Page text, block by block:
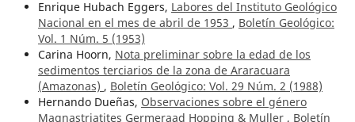
Enrique Hubach Eggers, Labores del Instituto Geológico
Nacional en el mes de abril de 1953 , Boletín Geológico:
Vol. 1 Núm. 5 (1953)
Carina Hoorn, Nota preliminar sobre la edad de los
sedimentos terciarios de la zona de Araracuara
(Amazonas) , Boletín Geológico: Vol. 29 Núm. 2 (1988)
Hernando Dueñas, Observaciones sobre el género
Magnastriatites Germeraad Hopping & Muller , Boletín